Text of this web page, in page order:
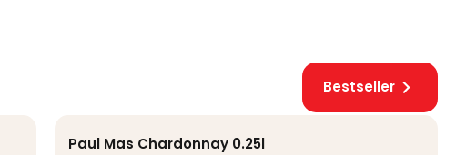
Bestseller
Paul Mas Chardonnay 0.25l